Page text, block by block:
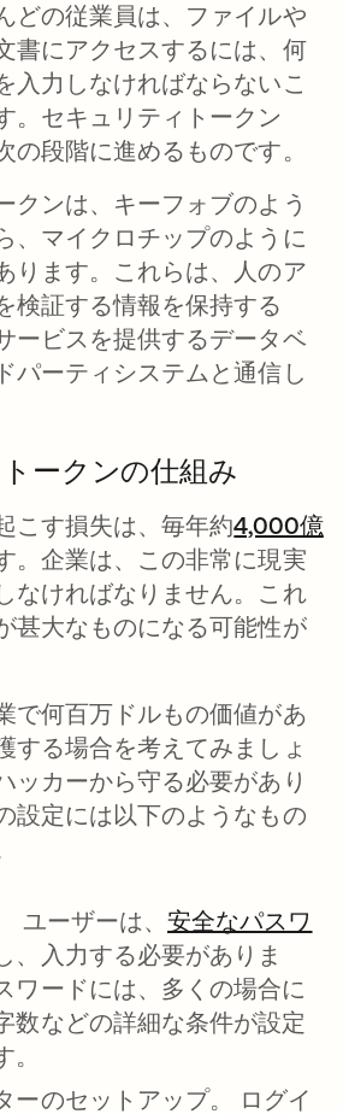
どの従業員は、ファイルや
書にアクセスするには、何
入力しなければならないこ
。セキュリティトークン
の段階に進めるものです。
クンは、キーフォブのよう
、マイクロチップのように
ります。これらは、人のア
検証する情報を保持する
ービスを提供するデータベ
パーティシステムと通信し
ークンの仕組み
こす損失は、毎年約4,000億
開く
。企業は、この非常に現実
なければなりません。これ
甚大なものになる可能性が
で何百万ドルもの価値があ
する場合を考えてみましょ
ッカーから守る必要があり
設定には以下のようなもの
ユーザーは、安全なパスワ
、入力する必要がありま
ワードには、多くの場合に
数などの詳細な条件が設定
ーのセットアップ。
ログイ